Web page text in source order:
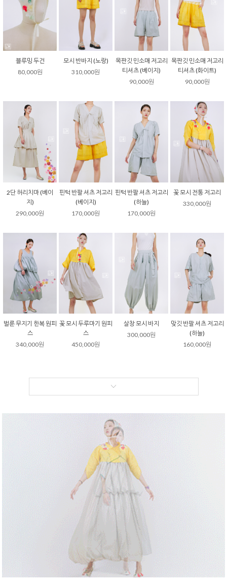
블루밍 두건
80,000원
모시 반바지 (노랑)
310,000원
목판깃 민소매 저고리
티셔츠 (베이지)
90,000원
목판깃 민소매 저고리
티셔츠 (화이트)
90,000원
2단 허리치마 (베이
지)
290,000원
핀턱 반팔 셔츠 저고리
(베이지)
170,000원
핀턱 반팔 셔츠 저고리
(하늘)
170,000원
꽃 모시 전통 저고리
330,000원
벌룬 무지기 한복 원피
스
340,000원
꽃 모시 두루마기 원피
스
450,000원
살창 모시 바지
300,000원
맞깃 반팔 셔츠 저고리
(하늘)
160,000원